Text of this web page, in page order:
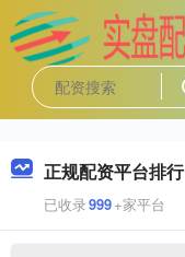
正规配资平台排行
已收录999+家平台